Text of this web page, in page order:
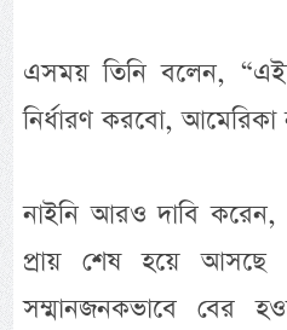
এসময় তিনি বলেন, “এই
নির্ধারণ করবো, আমেরিকা
নাইনি আরও দাবি করেন,
প্রায় শেষ হয়ে আসছে
সম্মানজনকভাবে বের